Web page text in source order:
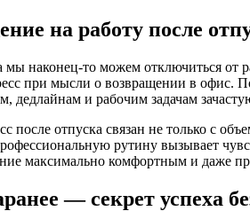
на работу после
наконец-то можем отключиться от
при мысли о возвращении в офис.
дедлайнам и рабочим задачам
после отпуска связан не только с
рутину вызывает
максимально комфортным и даже
— секрет успеха